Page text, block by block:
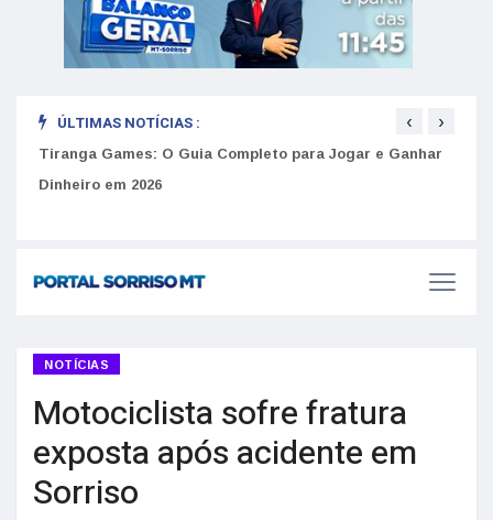
ÚLTIMAS NOTÍCIAS :
Tiranga Games: O Guia Completo para Jogar e Ganhar
Dinheiro em 2026
‹ ›
NOTÍCIAS
Motociclista sofre fratura
exposta após acidente em
Sorriso